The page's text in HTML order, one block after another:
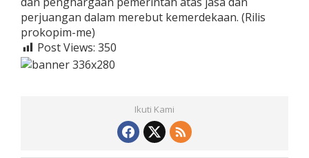
perjuangan dalam merebut kemerdekaan. (Rilis
prokopim-me)
Post Views: 350
Ikuti Kami